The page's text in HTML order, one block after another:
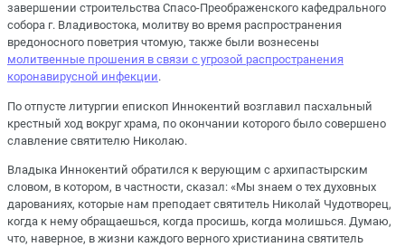
завершении строительства Спасо-Преображенского кафедрального
собора г. Владивостока, молитву во время распространения
вредоносного поветрия чтомую, также были вознесены
молитвенные прошения в связи с угрозой распространения
коронавирусной инфекции.
По отпусте литургии епископ Иннокентий возглавил пасхальный
крестный ход вокруг храма, по окончании которого было совершено
славление святителю Николаю.
Владыка Иннокентий обратился к верующим с архипастырским
словом, в котором, в частности, сказал: «Мы знаем о тех духовных
дарованиях, которые нам преподает святитель Николай Чудотворец,
когда к нему обращаешься, когда просишь, когда молишься. Думаю,
что, наверное, в жизни каждого верного христианина святитель